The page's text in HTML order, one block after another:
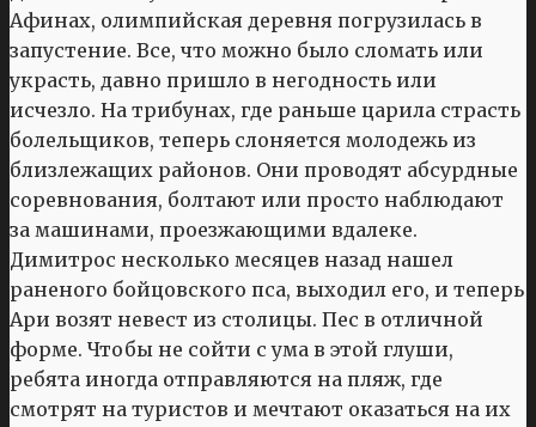
Афинах, олимпийская деревня погрузилась в
запустение. Все, что можно было сломать или
украсть, давно пришло в негодность или
исчезло. На трибунах, где раньше царила страсть
болельщиков, теперь слоняется молодежь из
близлежащих районов. Они проводят абсурдные
соревнования, болтают или просто наблюдают
за машинами, проезжающими вдалеке.
Димитрос несколько месяцев назад нашел
раненого бойцовского пса, выходил его, и теперь
Ари возят невест из столицы. Пес в отличной
форме. Чтобы не сойти с ума в этой глуши,
ребята иногда отправляются на пляж, где
смотрят на туристов и мечтают оказаться на их